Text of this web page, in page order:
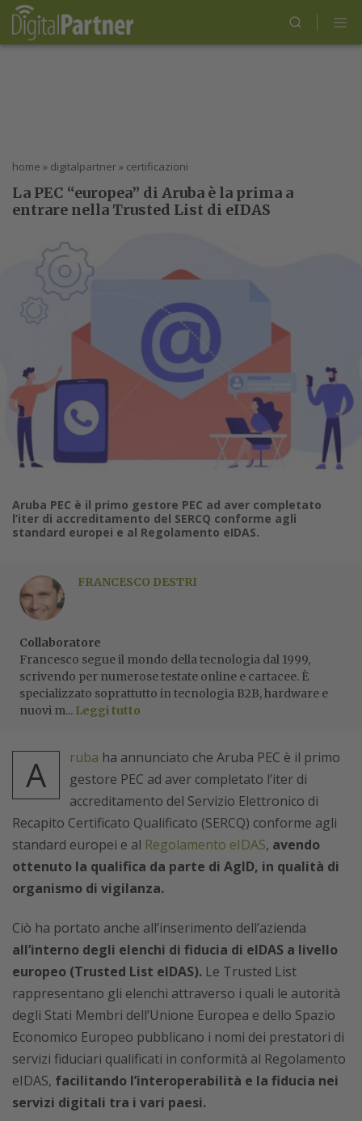
home » digitalpartner» certificazioni
La PEC “europea” di Aruba è la prima a
entrare nella Trusted List di eIDAS
Aruba PEC è il primo gestore PEC ad aver completato
l’iter di accreditamento del SERCQ conforme agli
standard europei e al Regolamento eIDAS.
FRANCESCO DESTRI
Collaboratore
Francesco segue il mondo della tecnologia dal 1999,
scrivendo per numerose testate online e cartacee. È
specializzato soprattutto in tecnologia B2B, hardware e
nuovi m... Leggi tutto
A ruba ha annunciato che Aruba PEC è il primo
gestore PEC ad aver completato l’iter di
accreditamento del Servizio Elettronico di
Recapito Certificato Qualificato (SERCQ) conforme agli
standard europei e al Regolamento eIDAS, avendo
ottenuto la qualifica da parte di AgID, in qualità di
organismo di vigilanza.
Ciò ha portato anche all’inserimento dell’azienda
all’interno degli elenchi di fiducia di eIDAS a livello
europeo (Trusted List eIDAS). Le Trusted List
rappresentano gli elenchi attraverso i quali le autorità
degli Stati Membri dell’Unione Europea e dello Spazio
Economico Europeo pubblicano i nomi dei prestatori di
servizi fiduciari qualificati in conformità al Regolamento
eIDAS, facilitando l’interoperabilità e la fiducia nei
servizi digitali tra i vari paesi.